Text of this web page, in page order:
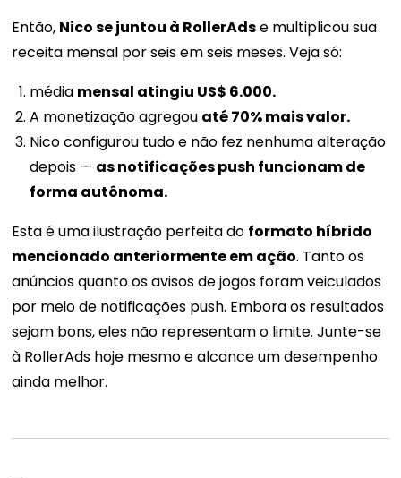
Então, Nico se juntou à RollerAdse multiplicou sua
receita mensal por seis em seis meses. Veja só:
média mensal atingiu US$ 6.000.
A monetização agregou até 70% mais valor.
Nico configurou tudo e não fez nenhuma alteração
depois — as notificações push funcionam de
forma autônoma.
Esta é uma ilustração perfeita do formato híbrido
mencionado anteriormente em ação. Tanto os
anúncios quanto os avisos de jogos foram veiculados
por meio de notificações push. Embora os resultados
sejam bons, eles não representam o limite. Junte-se
à RollerAds hoje mesmo e alcance um desempenho
ainda melhor.